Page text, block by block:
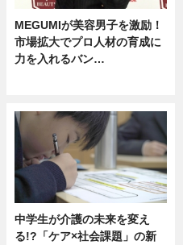
MEGUMIが美容男子を激励！
市場拡大でプロ人材の育成に
力を入れるバン…
中学生が介護の未来を変え
る!?「ケア×社会課題」の新